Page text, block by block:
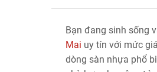
Bạn đang sinh sống
Mai uy tín với mức
dòng sàn nhựa phổ